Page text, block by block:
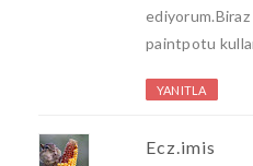
paintpotu
YANITLA
Ecz.imis